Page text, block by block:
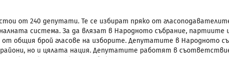
от 240 депутати. Те се избират пряко от
система. За да влязат в Народното събрание, партиите
от общия брой гласове на изборите. Депутатите в Народното
но и цялата нация. Депутатите работят в